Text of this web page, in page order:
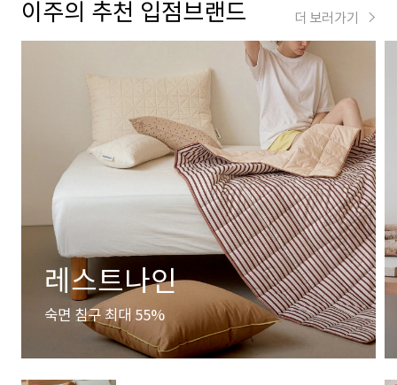
이주의 추천 입점브랜드 더 보러가기
레스트나인
숙면 침구 최대 55%